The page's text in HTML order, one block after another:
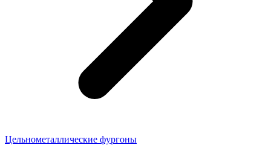
Цельнометаллические фургоны